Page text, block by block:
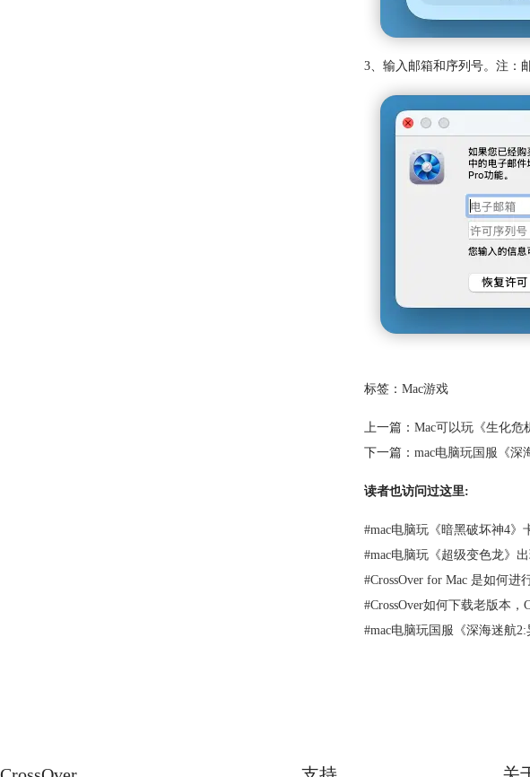
3、输入邮箱和序列号。注：
标签： Mac游戏
上一篇： Mac可以玩《生化危
下一篇： mac电脑玩国服《深
读者也访问过这里:
#mac电脑玩《暗黑破坏神4》
#mac电脑玩《超级变色龙》
#CrossOver for Mac 是如何进
#CrossOver如何下载老版本，
#mac电脑玩国服《深海迷航2: